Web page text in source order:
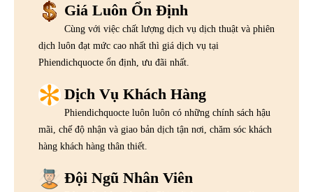
Giá Luôn Ổn Định
Cùng với việc chất lượng dịch vụ dịch thuật và phiên
dịch luôn đạt mức cao nhất thì giá dịch vụ tại
Phiendichquocte ổn định, ưu đãi nhất.
Dịch Vụ Khách Hàng
Phiendichquocte luôn luôn có những chính sách hậu
mãi, chế độ nhận và giao bản dịch tận nơi, chăm sóc khách
hàng khách hàng thân thiết.
Đội Ngũ Nhân Viên